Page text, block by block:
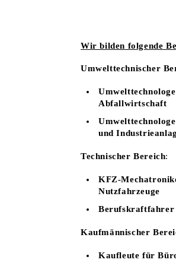
Wir bilden folgende
Umwelttechnischer
Abfallwirtschaft
und
Technischer Bereich:
KFZ-
Nutzfahrzeuge
Berufskraftfahrer
Kaufmännischer
Kaufleute für